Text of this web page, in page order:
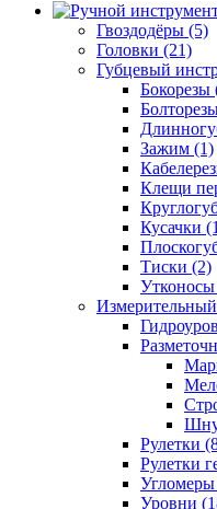
Гвоздодёры (5)
Головки (21)
Губцевый
Бокорезы
Зажим (1)
Клещи
Кусачки
Тиски (2)
Рулетки
Рулетки
Уровни